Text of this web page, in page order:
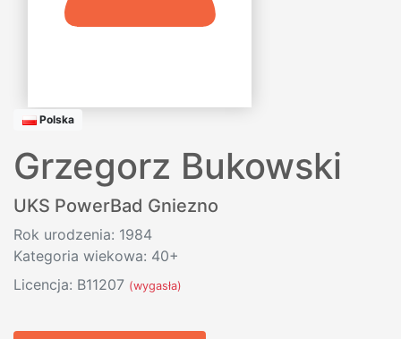
Polska
Grzegorz Bukowski
UKS PowerBad Gniezno
Rok urodzenia: 1984
Kategoria wiekowa: 40+
Licencja: B11207 (wygasła)